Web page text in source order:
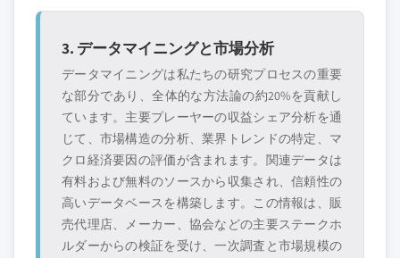
3. データマイニングと市場分析
データマイニングは私たちの研究プロセスの重要
な部分であり、全体的な方法論の約20%を貢献し
ています。主要プレーヤーの収益シェア分析を通
じて、市場構造の分析、業界トレンドの特定、マ
クロ経済要因の評価が含まれます。関連データは
有料および無料のソースから収集され、信頼性の
高いデータベースを構築します。この情報は、販
売代理店、メーカー、協会などの主要ステークホ
ルダーからの検証を受け、一次調査と市場規模の